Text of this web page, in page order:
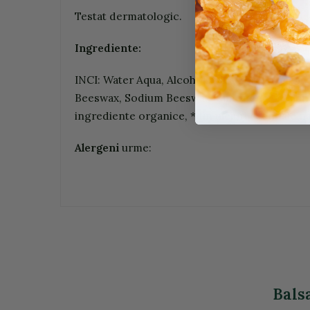
Testat dermatologic.
Ingrediente:
INCI: Water Aqua, Alcohol, Olea Europaea
Beeswax, Sodium Beeswax, Limonene*,
ingrediente organice, *din uleiuri esentiale
Alergeni urme: